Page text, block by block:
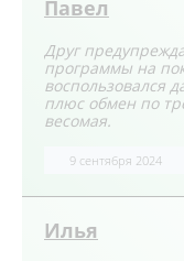
Павел
Друг
программы на
воспользовался
плюс обмен по
весомая.
9 сентября 2024
Илья